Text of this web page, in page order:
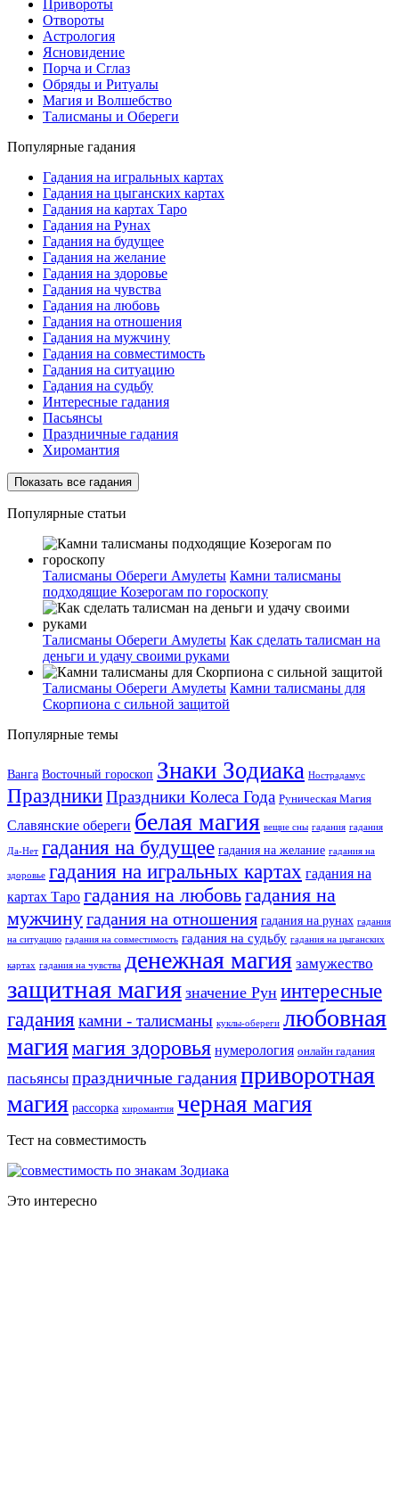
Привороты
Отвороты
Астрология
Ясновидение
Порча и Сглаз
Обряды и Ритуалы
Магия и Волшебство
Талисманы и Обереги
Популярные гадания
Гадания на игральных картах
Гадания на цыганских картах
Гадания на картах Таро
Гадания на Рунах
Гадания на будущее
Гадания на желание
Гадания на здоровье
Гадания на чувства
Гадания на любовь
Гадания на отношения
Гадания на мужчину
Гадания на совместимость
Гадания на ситуацию
Гадания на судьбу
Интересные гадания
Пасьянсы
Праздничные гадания
Хиромантия
Показать все гадания
Популярные статьи
Талисманы Обереги Амулеты Камни талисманы
подходящие Козерогам по гороскопу
Талисманы Обереги Амулеты Как сделать талисман на
деньги и удачу своими руками
Талисманы Обереги Амулеты Камни талисманы для
Скорпиона с сильной защитой
Популярные темы
Ванга Восточный гороскоп Знаки Зодиака Нострадамус
ПраздникиПраздники Колеса Года Руническая Магия
Славянские обереги белая магия вещие сны гадания гадания
Да-Нет гадания на будущее гадания на желание гадания на
здоровье гадания на игральных картах гадания на
картах Таро гадания на любовьгадания на
мужчинугадания на отношения гадания на рунах гадания
на ситуацию гадания на совместимость гадания на судьбу гадания на цыганских
картах гадания на чувства денежная магия замужество
защитная магия значение Рун интересные
гадания камни - талисманы куклы-обереги любовная
магиямагия здоровья нумерология онлайн гадания
пасьянсы праздничные гаданияприворотная
магия рассорка хиромантия черная магия
Тест на совместимость
Это интересно